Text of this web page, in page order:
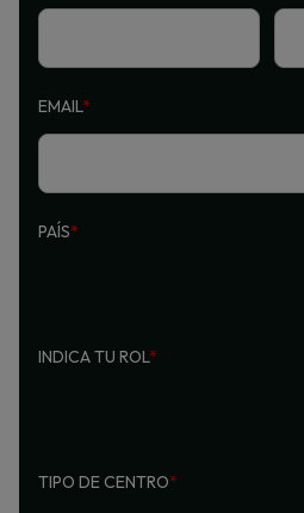
EMAIL*
PAÍS*
INDICA TU ROL*
TIPO DE CENTRO*